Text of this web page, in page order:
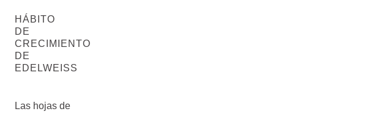
HÁBITO
DE
CRECIMIENTO
DE
EDELWEISS
Las hojas de